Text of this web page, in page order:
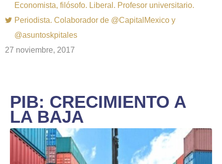
Economista, filósofo. Liberal. Profesor universitario.
Periodista. Colaborador de @CapitalMexico y
@asuntoskpitales
27 noviembre, 2017
PIB: CRECIMIENTO A
LA BAJA